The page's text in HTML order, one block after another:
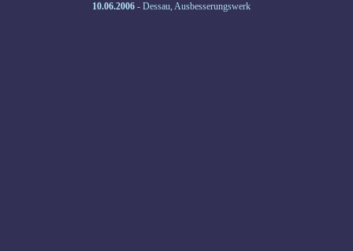
10.06.2006 - Dessau, Ausbesserungswerk